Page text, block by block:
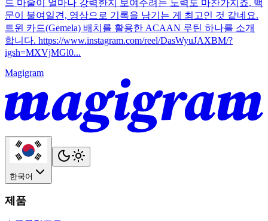
드 마술이 얼마나 강력한지 보여주려는 노력도 마찬가지죠. 백
문이 불여일견, 영상으로 기록을 남기는 게 최고인 것 같네요.
트윈 카드(Gemela) 배치를 활용한 ACAAN 루틴 하나를 소개
합니다. https://www.instagram.com/reel/DasWyuJAXBM/?
igsh=MXVjMGl0...
Magigram
한국어
제품